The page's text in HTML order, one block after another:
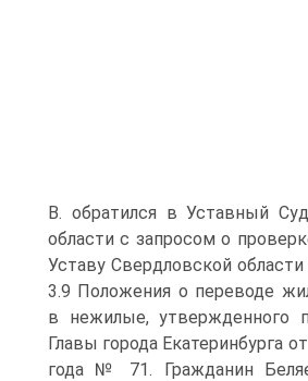
В. обратился в Уставный
области с запросом о
Уставу Свердловской области
3.9 Положения о переводе
в нежилые, утвержденного
Главы города Екатеринбурга
года № 71. Гражданин